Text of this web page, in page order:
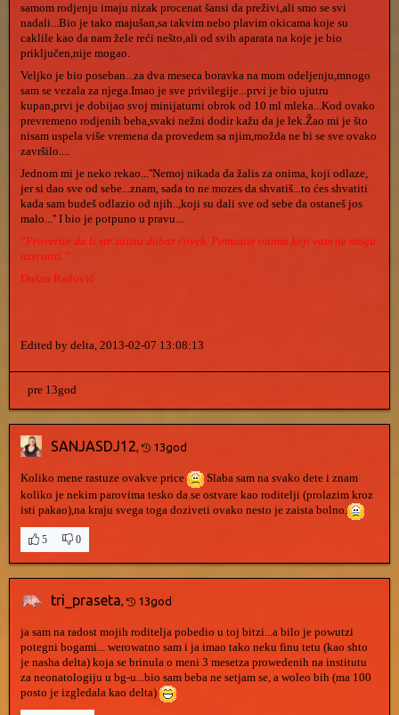
samom rodjenju imaju nizak procenat šansi da preživi,ali smo se svi
nadali...Bio je tako majušan,sa takvim nebo plavim okicama koje su
caklile kao da nam žele reći nešto,ali od svih aparata na koje je bio
priključen,nije mogao.
Veljko je bio poseban...za dva meseca boravka na mom odeljenju,mnogo
sam se vezala za njega.Imao je sve privilegije...prvi je bio ujutru
kupan,prvi je dobijao svoj minijaturni obrok od 10 ml mleka...Kod ovako
prevremeno rodjenih beba,svaki nežni dodir kažu da je lek.Žao mi je što
nisam uspela više vremena da provedem sa njim,možda ne bi se sve ovako
završilo....
Jednom mi je neko rekao...''Nemoj nikada da žalis za onima, koji odlaze,
jer si dao sve od sebe...znam, sada to ne mozes da shvatiš...to ćes shvatiti
kada sam budeš odlazio od njih..,koji su dali sve od sebe da ostaneš jos
malo...'' I bio je potpuno u pravu...
''Proverite da li ste zaista dobar čovek. Pomozite onima koji vam ne mogu
uzvratiti.''
Dušan Radović
Edited by delta, 2013-02-07 13:08:13
pre 13god
SANJASDJ12 13god
Koliko mene rastuze ovakve price
Slaba sam na svako dete i znam
koliko je nekim parovima tesko da se ostvare kao roditelji (prolazim kroz
isti pakao),na kraju svega toga doziveti ovako nesto je zaista bolno.
5 0
tri_praseta 13god
ja sam na radost mojih roditelja pobedio u toj bitzi...a bilo je powutzi
potegni bogami... werowatno sam i ja imao tako neku finu tetu (kao shto
je nasha delta) koja se brinula o meni 3 mesetza prowedenih na institutu
za neonatologiju u bg-u...bio sam beba ne setjam se, a woleo bih (ma 100
posto je izgledala kao delta)